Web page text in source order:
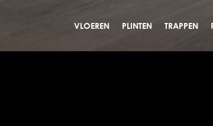
VLOEREN PLINTEN TRAPPEN